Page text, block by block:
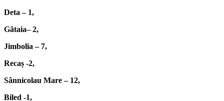
Deta – 1,
Gătaia– 2,
Jimbolia – 7,
Recaș -2,
Sânnicolau Mare – 12,
Biled -1,